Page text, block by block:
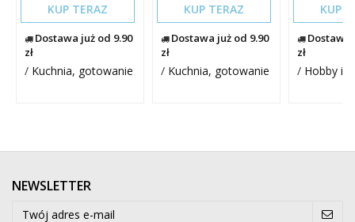
KUP TERAZ
Dostawa już od 9.90
zł
/ Kuchnia, gotowanie
KUP TERAZ
Dostawa już od 9.90
zł
/ Kuchnia, gotowanie
KUP
Dostawa
zł
/ Hobby i
NEWSLETTER